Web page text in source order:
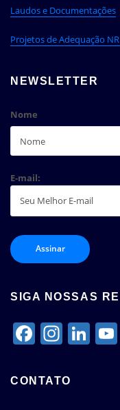
Laudos e Documentações
Projetos de Adequação
NEWSLETTER
Nome
E-mail:
SIGA NOSSAS
Facebook
CONTATO